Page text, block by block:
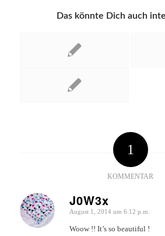
Das könnte Dich auch
1
KOMMENTAR
J0W3x
sagte:
August 1, 2014 um 6:12 p.m.
Woow !! It’s so beautiful !